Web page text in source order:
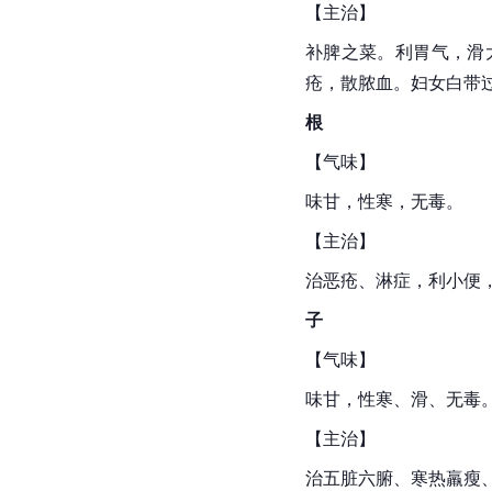
【主治】
补脾之菜。利胃气，滑
疮，散脓血。妇女白带
根
【气味】
味甘，性寒，无毒。
【主治】
治恶疮、淋症，利小便
子
【气味】
味甘，性寒、滑、无毒
【主治】
治五脏六腑、寒热羸瘦